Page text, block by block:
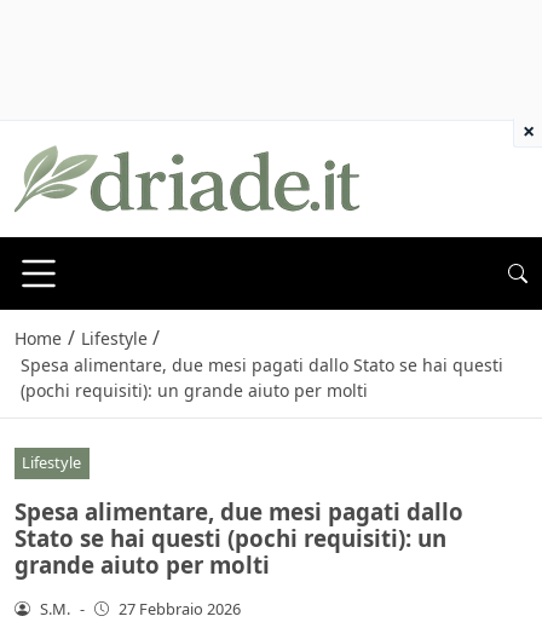
Home / Lifestyle /
Spesa alimentare, due mesi pagati dallo Stato se hai questi
(pochi requisiti): un grande aiuto per molti
Lifestyle
Spesa alimentare, due mesi pagati dallo
Stato se hai questi (pochi requisiti): un
grande aiuto per molti
S.M. - 27 Febbraio 2026
×